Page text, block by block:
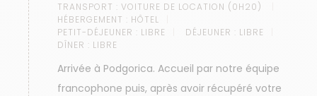
TRANSPORT : VOITURE DE LOCATION (0H20)
HÉBERGEMENT : HÔTEL
PETIT-DÉJEUNER : LIBRE DÉJEUNER : LIBRE
DÎNER : LIBRE
Arrivée à Podgorica. Accueil par notre équipe
francophone puis, après avoir récupéré votre